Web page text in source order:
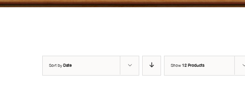
Sort byDate Show12 Products